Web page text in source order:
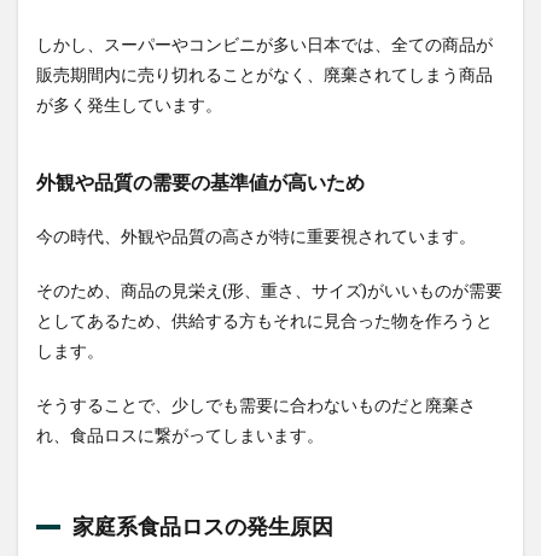
しかし、スーパーやコンビニが多い日本では、全ての商品が
販売期間内に売り切れることがなく、廃棄されてしまう商品
が多く発生しています。
外観や品質の需要の基準値が高いため
今の時代、外観や品質の高さが特に重要視されています。
そのため、商品の見栄え(形、重さ、サイズ)がいいものが需要
としてあるため、供給する方もそれに見合った物を作ろうと
します。
そうすることで、少しでも需要に合わないものだと廃棄さ
れ、食品ロスに繋がってしまいます。
家庭系食品ロスの発生原因